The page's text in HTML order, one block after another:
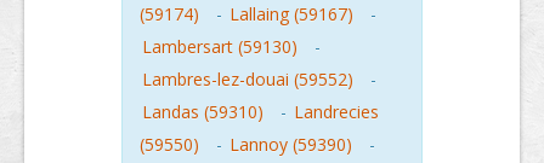
(59174)
- Lallaing (59167)
-
Lambersart (59130)
-
Lambres-lez-douai (59552)
-
Landas (59310)
- Landrecies
(59550)
- Lannoy (59390)
-